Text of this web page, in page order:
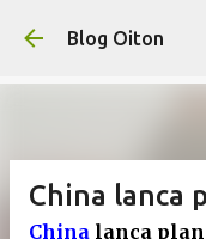
Pular
Blog Oiton
China lanca
China lança